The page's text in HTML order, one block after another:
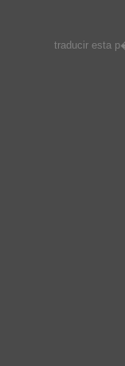
traducir esta